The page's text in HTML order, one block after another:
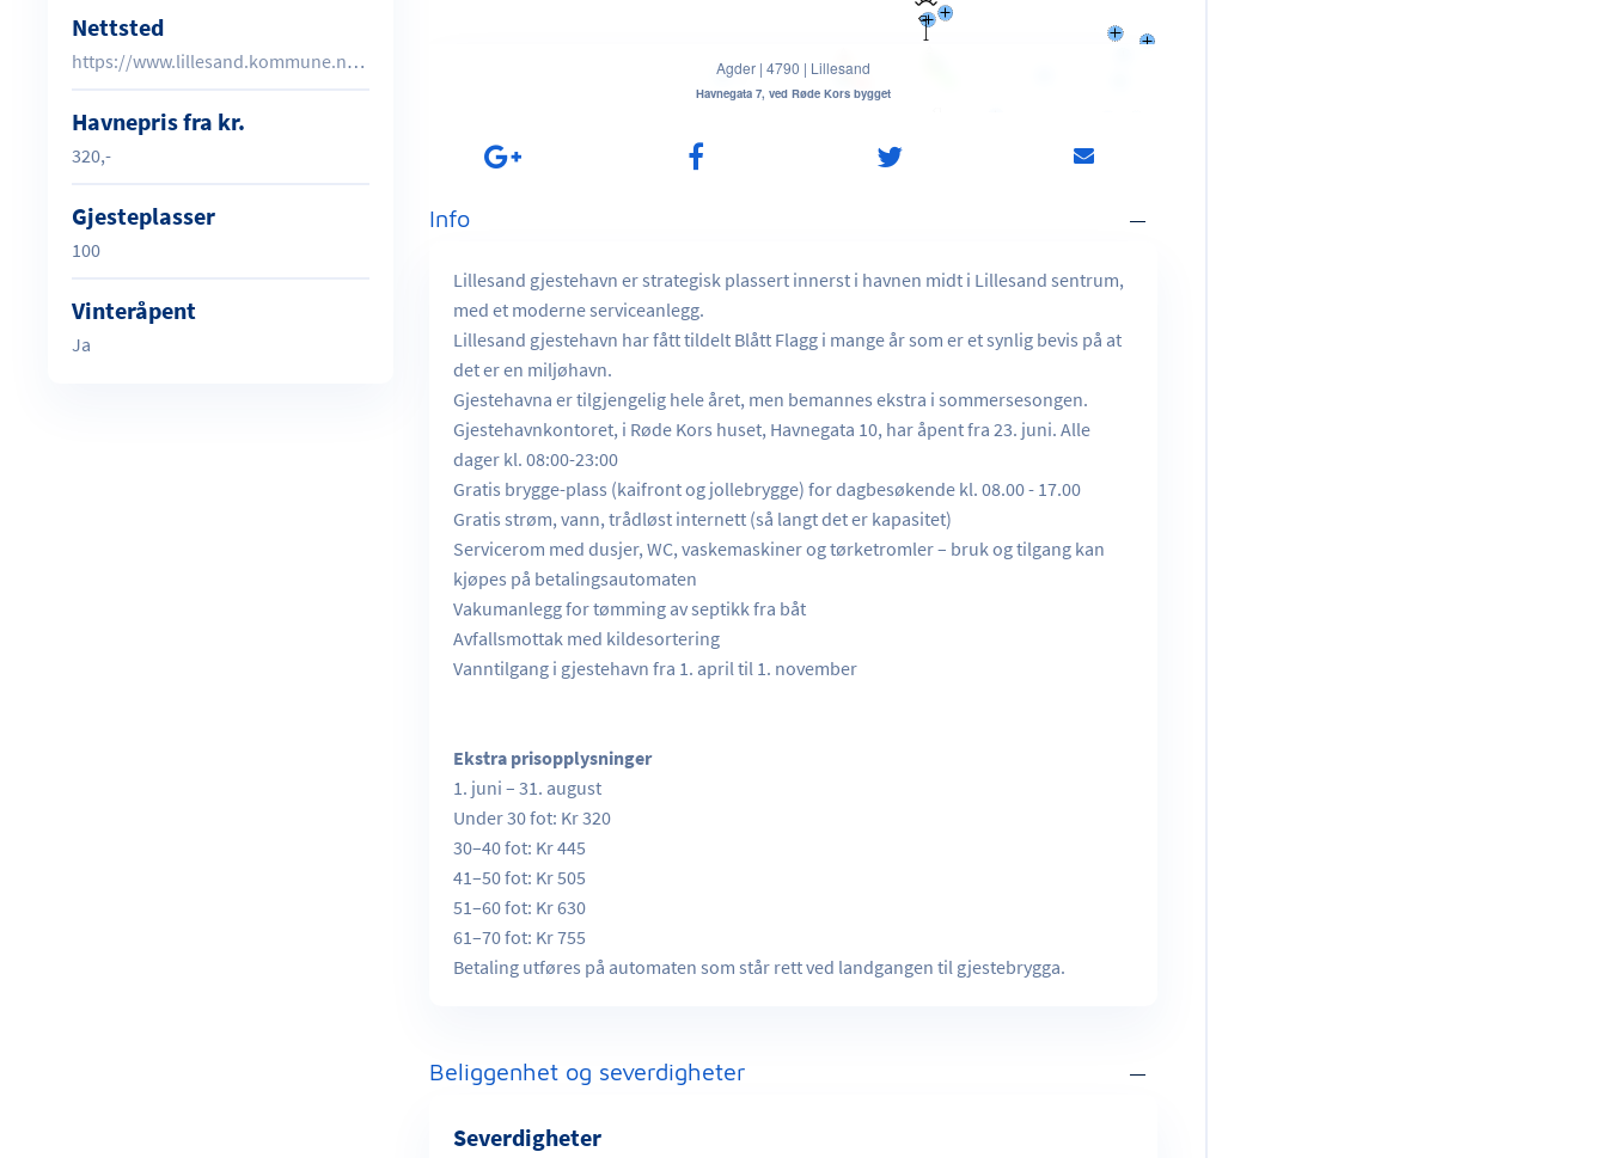
Nettsted
https://www.lillesand.kommune.no/gjestehavn-og-bobilhavn.520880.no.html
Havnepris fra kr.
320,-
Gjesteplasser
100
Vinteråpent
Ja
Agder | 4790 | Lillesand
Havnegata 7, ved Røde Kors bygget
Info
Lillesand gjestehavn er strategisk plassert innerst i havnen midt i Lillesand sentrum,
med et moderne serviceanlegg.
Lillesand gjestehavn har fått tildelt Blått Flagg i mange år som er et synlig bevis på at
det er en miljøhavn.
Gjestehavna er tilgjengelig hele året, men bemannes ekstra i sommersesongen.
Gjestehavnkontoret, i Røde Kors huset, Havnegata 10, har åpent fra 23. juni. Alle
dager kl. 08:00-23:00
Gratis brygge-plass (kaifront og jollebrygge) for dagbesøkende kl. 08.00 - 17.00
Gratis strøm, vann, trådløst internett (så langt det er kapasitet)
Servicerom med dusjer, WC, vaskemaskiner og tørketromler – bruk og tilgang kan
kjøpes på betalingsautomaten
Vakumanlegg for tømming av septikk fra båt
Avfallsmottak med kildesortering
Vanntilgang i gjestehavn fra 1. april til 1. november
Ekstra prisopplysninger
1. juni – 31. august
Under 30 fot: Kr 320
30–40 fot: Kr 445
41–50 fot: Kr 505
51–60 fot: Kr 630
61–70 fot: Kr 755
Betaling utføres på automaten som står rett ved landgangen til gjestebrygga.
Beliggenhet og severdigheter
Severdigheter